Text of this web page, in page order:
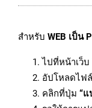
สำหรับ WEB เป็น
ไปที่หน้าเว็บ
อัปโหลดไฟ
คลิกที่ปุ่ม “แ